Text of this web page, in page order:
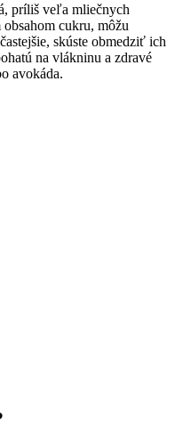
príliš veľa mliečnych
cukru, môžu
skúste obmedziť ich
na vlákninu a zdravé
avokáda.